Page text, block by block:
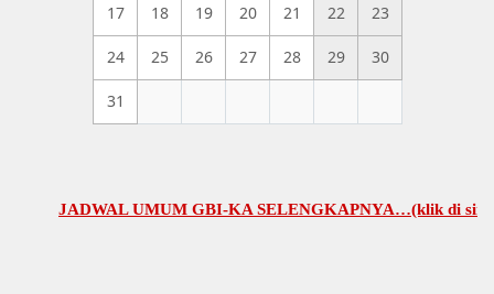
17 18 19 20 21 22 23
24 25 26 27 28 29 30
31
JADWAL UMUM GBI-KA SELENGKAPNYA…(klik di sini)